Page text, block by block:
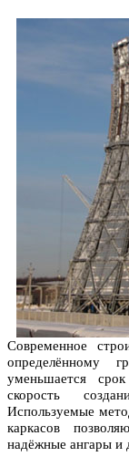
Современное
определённому
уменьшается
скорость
Используемые
каркасов
надёжные ангары и